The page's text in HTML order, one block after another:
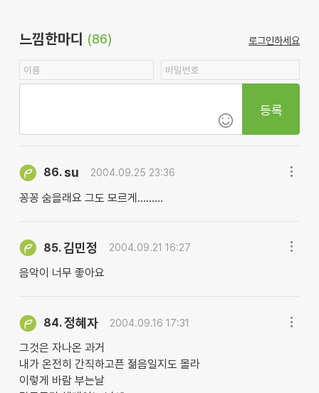
느낌한마디 (86) 로그인하세요
등록
86. su 2004.09.25 23:36
꽁꽁 숨을래요 그도 모르게.........
85.김민정 2004.09.21 16:27
음악이 너무 좋아요
84.정혜자 2004.09.16 17:31
그것은 자나온 과거
내가 온전히 간직하고픈 젊음일지도 몰라
이렇게 바람 부는날